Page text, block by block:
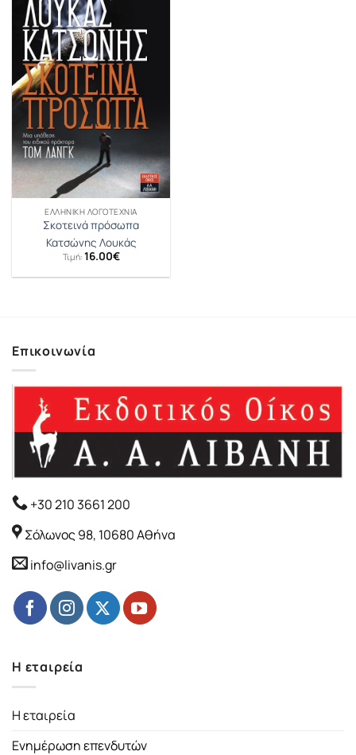
ΕΛΛΗΝΙΚΉ ΛΟΓΟΤΕΧΝΊΑ
Σκοτεινά πρόσωπα
Κατσώνης Λουκάς
Τιμή: 16.00€
Επικοινωνία
+30 210 3661 200
Σόλωνος 98, 10680 Αθήνα
info@livanis.gr
Η εταιρεία
Η εταιρεία
Ενημέρωση επενδυτών